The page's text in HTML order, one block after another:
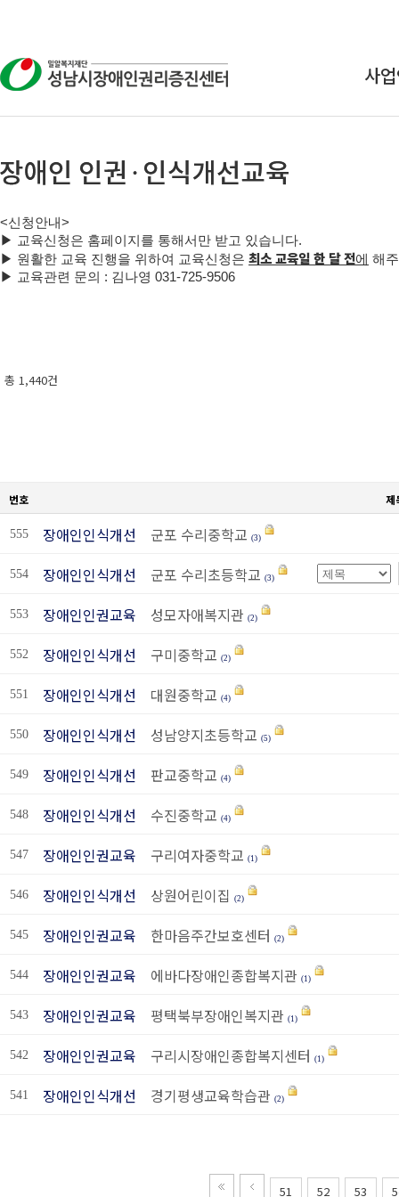
사
<신청안내>
▶ 교육신청은 홈페이지를 통해서만 받고 있습니다.
▶ 원활한 교육 진행을 위하여 교육신청은 최소 교육일 한 달 전에 해
▶ 교육관련 문의 : 김나영 031-725-9506
총 1,440건
번호 제
555 장애인인식개선 군포 수리중학교 (3)
554 장애인인식개선 군포 수리초등학교 (3)
553 장애인인권교육 성모자애복지관 (2)
552 장애인인식개선 구미중학교 (2)
551 장애인인식개선 대원중학교 (4)
550 장애인인식개선 성남양지초등학교 (5)
549 장애인인식개선 판교중학교 (4)
548 장애인인식개선 수진중학교 (4)
547 장애인인권교육 구리여자중학교 (1)
546 장애인인식개선 상원어린이집 (2)
545 장애인인권교육 한마음주간보호센터 (2)
544 장애인인권교육 에바다장애인종합복지관 (1)
543 장애인인권교육 평택북부장애인복지관 (1)
542 장애인인권교육 구리시장애인종합복지센터 (1)
541 장애인인식개선 경기평생교육학습관 (2)
51 52 53